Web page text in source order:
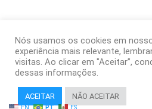
Nós usamos os cookies em
experiência mais relevante,
visitas. Ao clicar em "Aceitar”,
dessas informações.
ACEITAR NÃO ACEITAR
EN PT ES